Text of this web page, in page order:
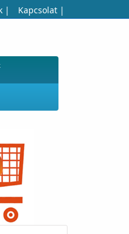
| Kapcsolat |